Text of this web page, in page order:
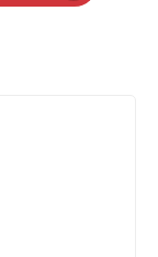
Pinterest